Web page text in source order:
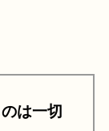
は一切